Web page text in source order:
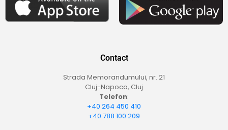
Contact
Strada Memorandumului, nr. 21
Cluj-Napoca, Cluj
Telefon:
+40 264 450 410
+40 788 100 209